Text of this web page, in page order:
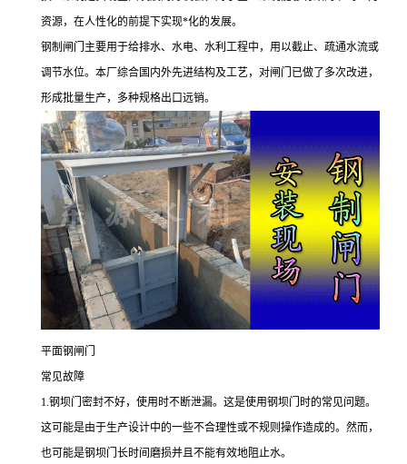
资源，在人性化的前提下实现*化的发展。
钢制闸门主要用于给排水、水电、水利工程中，用以截止、疏通水流或
调节水位。本厂综合国内外先进结构及工艺，对闸门已做了多次改进，
形成批量生产，多种规格出口远销。
平面钢闸门
常见故障
1.钢坝门密封不好，使用时不断泄漏。这是使用钢坝门时的常见问题。
这可能是由于生产设计中的一些不合理性或不规则操作造成的。然而，
也可能是钢坝门长时间磨损并且不能有效地阻止水。